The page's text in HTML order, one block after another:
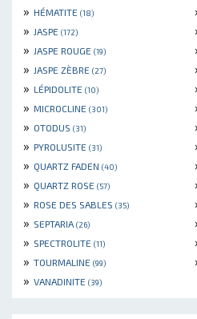
» HÉMATITE (18)
» JASPE (172)
» JASPE ROUGE (19)
» JASPE ZÈBRE (27)
» LÉPIDOLITE (10)
» MICROCLINE (301)
» OTODUS (31)
» PYROLUSITE (31)
» QUARTZ FADEN (40)
» QUARTZ ROSE (57)
» ROSE DES SABLES (35)
» SEPTARIA (26)
» SPECTROLITE (11)
» TOURMALINE (99)
» VANADINITE (39)